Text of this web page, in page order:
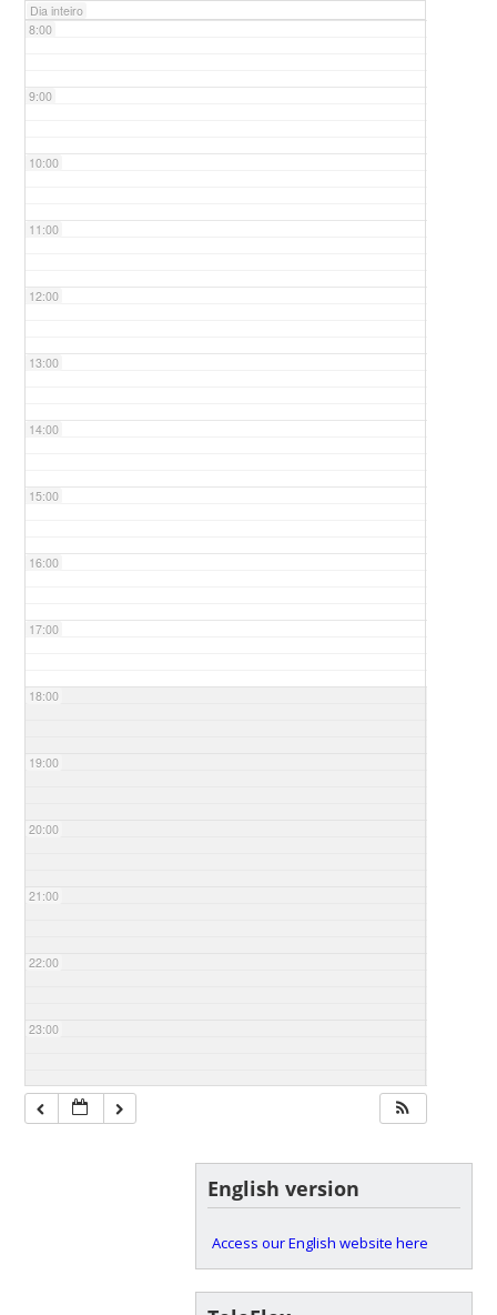
Dia inteiro
8:00
9:00
10:00
11:00
12:00
13:00
14:00
15:00
16:00
17:00
18:00
19:00
20:00
21:00
22:00
23:00
English version
Access our English website here